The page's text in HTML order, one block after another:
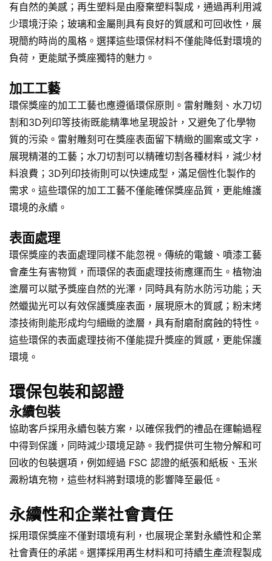
有自然的美感；再生塑料是由廢棄塑料製成，通過再利用減
少環境汙染；玻璃和金屬則具有良好的質感和可回收性，展
現簡約時尚的風格。選擇這些環保材料不僅能降低對環境的
負荷，更能賦予獎座獨特的魅力。
加工工藝
環保獎座的加工工藝也應遵循環保原則。雷射雕刻、水刀切
割和3D列印等技術既能精準地呈現設計，又避免了化學物
質的污染。雷射雕刻可在獎座表面留下精緻的圖案或文字，
展現精湛的工藝；水刀切割可以精確切割各種材料，減少材
料浪費；3D列印技術則可以快速成型，滿足個性化製作的
需求。這些環保的加工工藝不僅能確保獎座品質，更能維護
環境的永續。
表面處理
環保獎座的表面處理同樣不能忽視。傳統的電鍍、噴漆工藝
會產生有害物質，而環保的表面處理技術應運而生。植物油
塗層可以賦予獎座自然的光澤，同時具有防水防污功能；天
然蠟拋光可以有效保護獎座表面，展現原木的質感；粉末烤
漆技術則能形成均勻細緻的塗層，具有耐磨耐腐蝕的特性。
這些環保的表面處理技術不僅能提升獎座的質感，更能保護
環境。
環保包裝和認證
永續包裝
協助客戶採用永續包裝方案，以確保我們的禮品在運輸過程
中得到保護，同時減少環境足跡。我們提供可生物分解和可
回收的包裝選項，例如經過 FSC 認證的紙張和紙板、玉米
澱粉填充物，這些材料將對環境的影響降至最低。
永續性和企業社會責任
採用環保獎座不僅對環境有利，也展現企業對永續性和企業
社會責任的承諾。選擇採用再生材料和可持續生產流程製成